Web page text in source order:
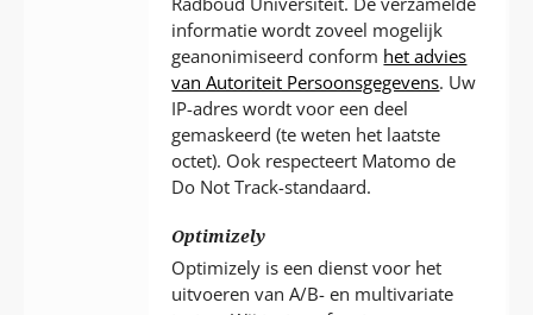
informatie wordt zoveel mogelijk
geanonimiseerd conform het advies
van Autoriteit Persoonsgegevens. Uw
IP-adres wordt voor een deel
gemaskeerd (te weten het laatste
octet). Ook respecteert Matomo de
Do Not Track-standaard.
Optimizely
Optimizely is een dienst voor het
uitvoeren van A/B- en multivariate